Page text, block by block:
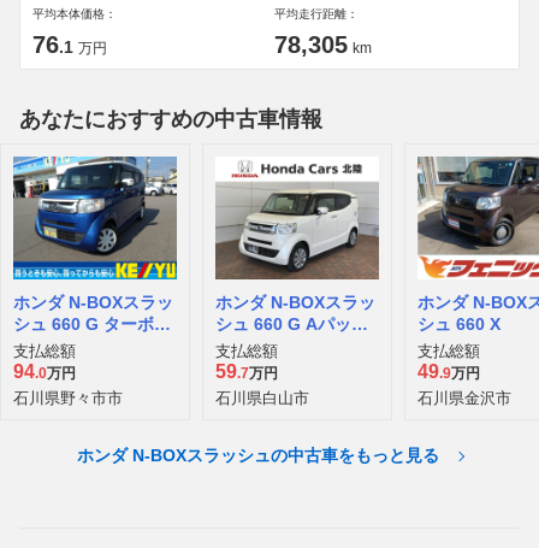
平均本体価格：
76.1 万円
平均走行距離：
78,305 km
あなたにおすすめの中古車情報
ホンダ N-BOXスラッ
シュ 660 G ターボA
パッケージ
支払総額
94.0万円
石川県野々市市
ホンダ N-BOXスラッ
シュ 660 G Aパッケ
ージ
支払総額
59.7万円
石川県白山市
ホンダ N-BOX
シュ 660 X
支払総額
49.9万円
石川県金沢市
ホンダ N-BOXスラッシュの中古車をもっと見る